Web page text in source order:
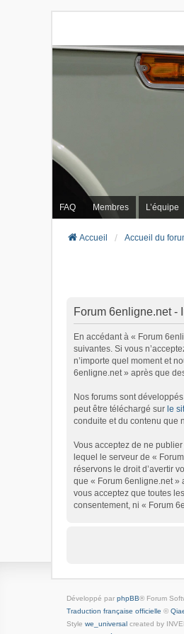
FAQ Membres L’équipe
Accueil Accueil du
Forum 6enligne.net -
En accédant à « Forum
suivantes. Si vous
n’importe quel moment et
6enligne.net » après que
Nos forums sont
peut être téléchargé sur le
conduite et du contenu que
Vous acceptez de ne
lequel le serveur de «
réservons le droit d’avertir
que « Forum 6enligne.net »
vous acceptez que toutes
consentement, ni « Forum
Développé par phpBB® Forum
Traduction française officielle ©
Style we_universal created by